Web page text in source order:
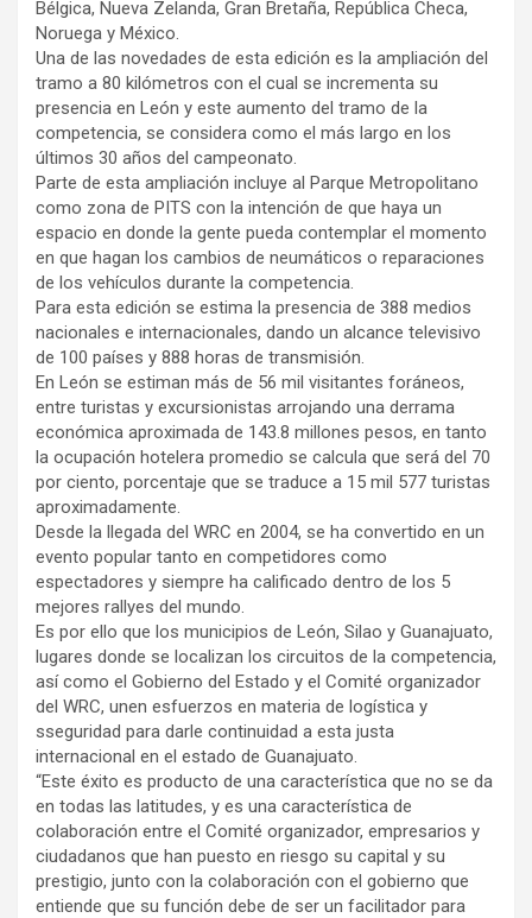
Bélgica, Nueva Zelanda, Gran Bretaña, República Checa,
Noruega y México.
Una de las novedades de esta edición es la ampliación del
tramo a 80 kilómetros con el cual se incrementa su
presencia en León y este aumento del tramo de la
competencia, se considera como el más largo en los
últimos 30 años del campeonato.
Parte de esta ampliación incluye al Parque Metropolitano
como zona de PITS con la intención de que haya un
espacio en donde la gente pueda contemplar el momento
en que hagan los cambios de neumáticos o reparaciones
de los vehículos durante la competencia.
Para esta edición se estima la presencia de 388 medios
nacionales e internacionales, dando un alcance televisivo
de 100 países y 888 horas de transmisión.
En León se estiman más de 56 mil visitantes foráneos,
entre turistas y excursionistas arrojando una derrama
económica aproximada de 143.8 millones pesos, en tanto
la ocupación hotelera promedio se calcula que será del 70
por ciento, porcentaje que se traduce a 15 mil 577 turistas
aproximadamente.
Desde la llegada del WRC en 2004, se ha convertido en un
evento popular tanto en competidores como
espectadores y siempre ha calificado dentro de los 5
mejores rallyes del mundo.
Es por ello que los municipios de León, Silao y Guanajuato,
lugares donde se localizan los circuitos de la competencia,
así como el Gobierno del Estado y el Comité organizador
del WRC, unen esfuerzos en materia de logística y
sseguridad para darle continuidad a esta justa
internacional en el estado de Guanajuato.
“Este éxito es producto de una característica que no se da
en todas las latitudes, y es una característica de
colaboración entre el Comité organizador, empresarios y
ciudadanos que han puesto en riesgo su capital y su
prestigio, junto con la colaboración con el gobierno que
entiende que su función debe de ser un facilitador para